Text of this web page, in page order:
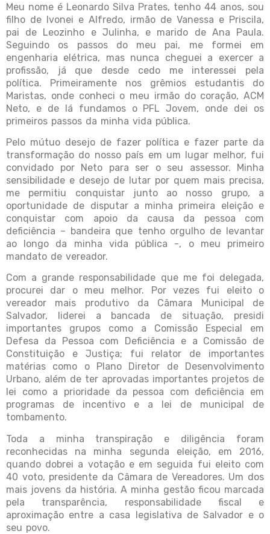
Meu nome é Leonardo Silva Prates, tenho 44 anos, sou
filho de Ivonei e Alfredo, irmão de Vanessa e Priscila,
pai de Leozinho e Julinha, e marido de Ana Paula.
Seguindo os passos do meu pai, me formei em
engenharia elétrica, mas nunca cheguei a exercer a
profissão, já que desde cedo me interessei pela
política. Primeiramente nos grêmios estudantis do
Maristas, onde conheci o meu irmão do coração, ACM
Neto, e de lá fundamos o PFL Jovem, onde dei os
primeiros passos da minha vida pública.
Pelo mútuo desejo de fazer política e fazer parte da
transformação do nosso país em um lugar melhor, fui
convidado por Neto para ser o seu assessor. Minha
sensibilidade e desejo de lutar por quem mais precisa,
me permitiu conquistar junto ao nosso grupo, a
oportunidade de disputar a minha primeira eleição e
conquistar com apoio da causa da pessoa com
deficiência – bandeira que tenho orgulho de levantar
ao longo da minha vida pública -, o meu primeiro
mandato de vereador.
Com a grande responsabilidade que me foi delegada,
procurei dar o meu melhor. Por vezes fui eleito o
vereador mais produtivo da Câmara Municipal de
Salvador, liderei a bancada de situação, presidi
importantes grupos como a Comissão Especial em
Defesa da Pessoa com Deficiência e a Comissão de
Constituição e Justiça; fui relator de importantes
matérias como o Plano Diretor de Desenvolvimento
Urbano, além de ter aprovadas importantes projetos de
lei como a prioridade da pessoa com deficiência em
programas de incentivo e a lei de municipal de
tombamento.
Toda a minha transpiração e diligência foram
reconhecidas na minha segunda eleição, em 2016,
quando dobrei a votação e em seguida fui eleito com
40 voto, presidente da Câmara de Vereadores. Um dos
mais jovens da história. A minha gestão ficou marcada
pela transparência, responsabilidade fiscal e
aproximação entre a casa legislativa de Salvador e o
seu povo.